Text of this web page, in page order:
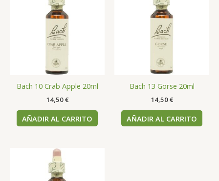
Bach 10 Crab Apple 20ml
14,50€
AÑADIR AL CARRITO
Bach 13 Gorse 20ml
14,50€
AÑADIR AL CARRITO